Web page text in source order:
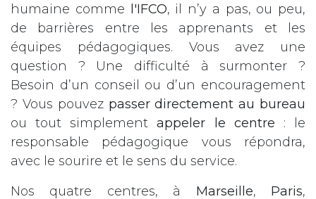
humaine comme l'IFCO, il n’y a pas, ou peu,
de barrières entre les apprenants et les
équipes pédagogiques. Vous avez une
question ? Une difficulté à surmonter ?
Besoin d’un conseil ou d’un encouragement
? Vous pouvez passer directement au bureau
ou tout simplementappeler le centre : le
responsable pédagogique vous répondra,
avec le sourire et le sens du service.
Nos quatre centres, à Marseille, Paris,